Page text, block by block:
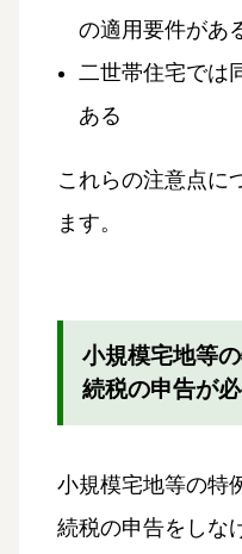
の適用要件があ
二世帯住宅では
ある
これらの注意点に
ます。
小規模宅地等
続税の申告が
小規模宅地等の特
続税の申告をしな